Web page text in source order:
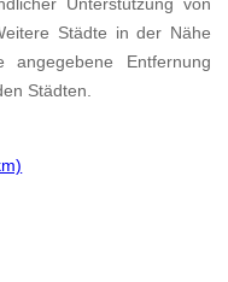
Städte in der Nähe
angegebene Entfernung
Städten.